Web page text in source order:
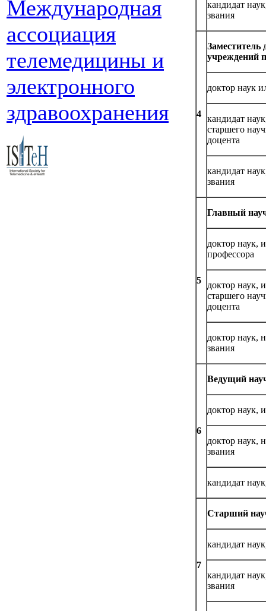
Международная
ассоциация
телемедицины и
электронного
здравоохранения
кандидат
звания
4
Заместитель
учреждений
доктор наук
кандидат
старшего
доцента
кандидат
звания
5
Главный
доктор наук,
профессора
доктор наук,
старшего
доцента
доктор наук,
звания
6
Ведущий
доктор наук,
доктор наук,
звания
кандидат
7
Старший
кандидат
кандидат
звания